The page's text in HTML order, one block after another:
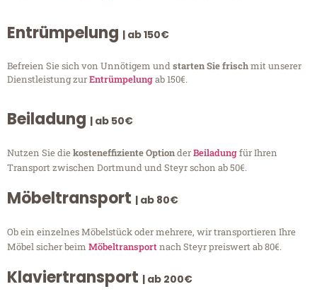
Entrümpelung | ab 150€
Befreien Sie sich von Unnötigem undstarten Sie frischmit unserer
Dienstleistung zurEntrümpelungab 150€.
Beiladung | ab 50€
Nutzen Sie diekosteneffiziente OptionderBeiladungfür Ihren
Transport zwischen Dortmund und Steyr schon ab 50€.
Möbeltransport | ab 80€
Ob ein einzelnes Möbelstück oder mehrere, wir transportieren Ihre
Möbel sicher beim Möbeltransportnach Steyr preiswert ab 80€.
Klaviertransport | ab 200€